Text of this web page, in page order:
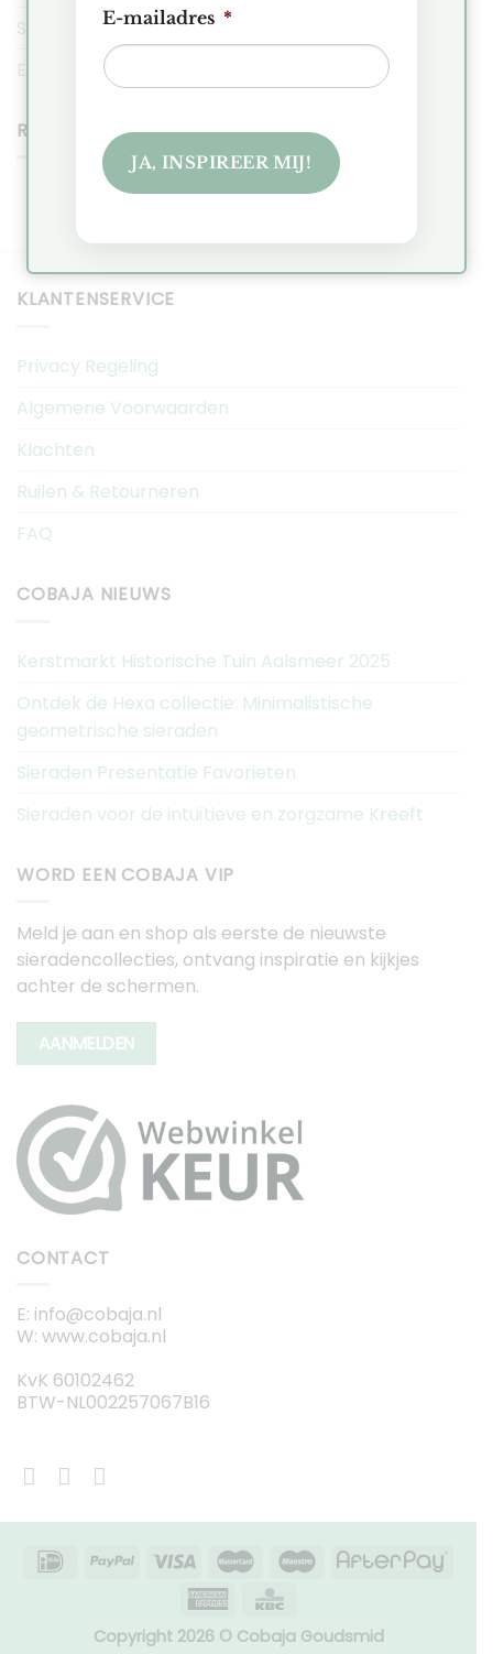
Sieraden voor de intuïtieve en zorgzame Kreeft
Edelsteen spotlight: Apatiet
RECENT COMMENTS
KLANTENSERVICE
Privacy Regeling
Algemene Voorwaarden
Klachten
Ruilen & Retourneren
FAQ
COBAJA NIEUWS
Kerstmarkt Historische Tuin Aalsmeer 2025
Ontdek de Hexa collectie: Minimalistische
geometrische sieraden
Sieraden Presentatie Favorieten
Sieraden voor de intuïtieve en zorgzame Kreeft
WORD EEN COBAJA VIP
Meld je aan en shop als eerste de nieuwste
sieradencollecties, ontvang inspiratie en kijkjes
achter de schermen.
AANMELDEN
CONTACT
E: info@cobaja.nl
W: www.cobaja.nl
KvK 60102462
BTW-NL002257067B16
Copyright 2026 © Cobaja Goudsmid
E-mailadres *
JA, INSPIREER MIJ!